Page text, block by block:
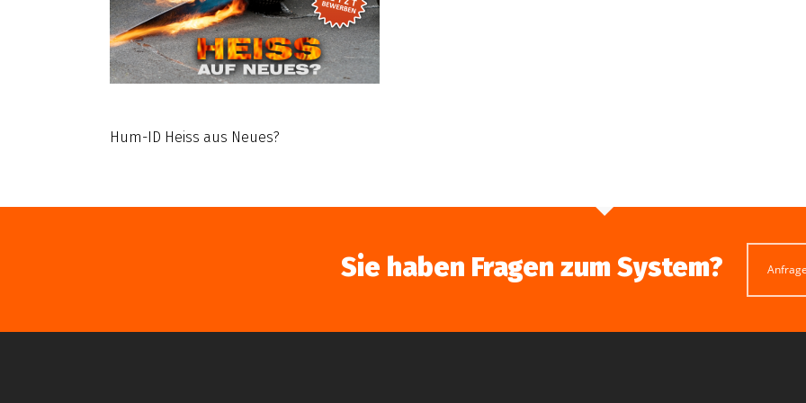
Hum-ID Heiss aus Neues?
Sie haben Fragen zum System?